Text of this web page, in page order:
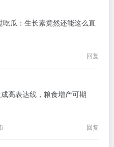
瓜：生长素竟然还能这么直
回复
高表达线，粮食增产可期
回复